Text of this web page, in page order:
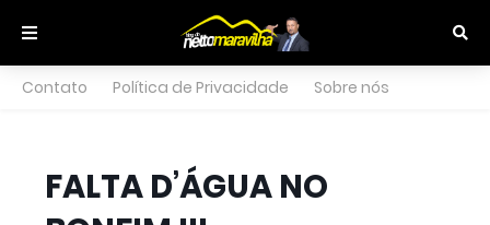
Contato Política de Privacidade Sobre nós
FALTA D’ÁGUA NO